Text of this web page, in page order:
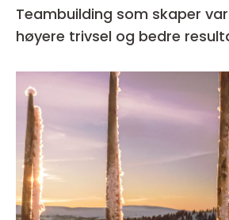
Teambuilding som skaper
høyere trivsel og bedre